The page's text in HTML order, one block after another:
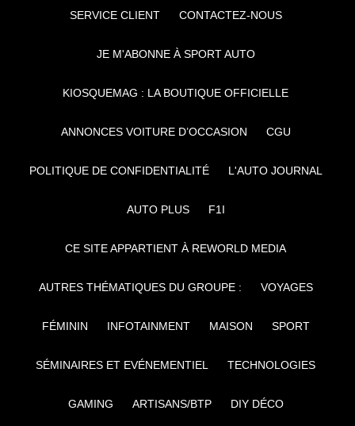
SERVICE CLIENT CONTACTEZ-NOUS
JE M'ABONNE À SPORT AUTO
KIOSQUEMAG : LA BOUTIQUE OFFICIELLE
ANNONCES VOITURE D’OCCASION CGU
POLITIQUE DE CONFIDENTIALITÉ L'AUTO JOURNAL
AUTO PLUS F1I
CE SITE APPARTIENT À REWORLD MEDIA
AUTRES THÉMATIQUES DU GROUPE : VOYAGES
FÉMININ INFOTAINMENT MAISON SPORT
SÉMINAIRES ET EVÉNEMENTIEL TECHNOLOGIES
GAMING ARTISANS/BTP DIY DÉCO